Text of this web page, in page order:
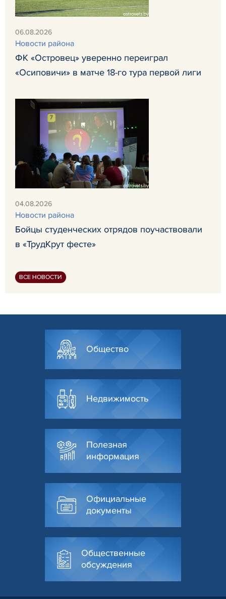
06.08.2026
Новости района
ФК «Островец» уверенно переиграл
«Осиповичи» в матче 18-го тура первой лиги
04.08.2026
Новости района
Бойцы студенческих отрядов поучаствовали
в «ТрудКрут фесте»
ВСЕ НОВОСТИ
Общество
Недвижимость
Полезная
информация
Официальные
документы
Общественные
обсуждения